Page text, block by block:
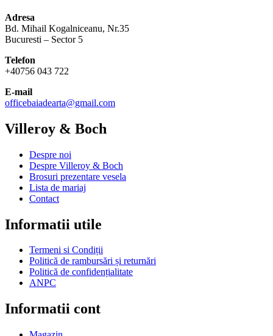
Adresa
Bd. Mihail Kogalniceanu, Nr.35
Bucuresti – Sector 5
Telefon
+40756 043 722
E-mail
officebaiadearta@gmail.com
Villeroy & Boch
Despre noi
Despre Villeroy & Boch
Brosuri prezentare vesela
Lista de mariaj
Contact
Informatii utile
Termeni si Condiții
Politică de rambursări și returnări
Politică de confidențialitate
ANPC
Informatii cont